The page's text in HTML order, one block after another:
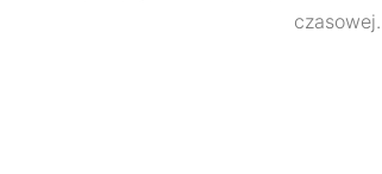
czasowej.